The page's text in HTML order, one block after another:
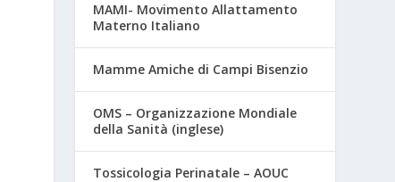
MAMI- Movimento Allattamento
Materno Italiano
Mamme Amiche di Campi Bisenzio
OMS – Organizzazione Mondiale
della Sanità (inglese)
Tossicologia Perinatale – AOUC